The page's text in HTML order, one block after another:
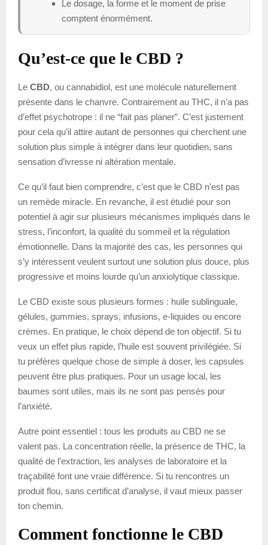
Le dosage, la forme et le moment de prise
comptent énormément.
Qu’est-ce que le CBD ?
Le CBD, ou cannabidiol, est une molécule naturellement
présente dans le chanvre. Contrairement au THC, il n’a pas
d’effet psychotrope : il ne “fait pas planer”. C’est justement
pour cela qu’il attire autant de personnes qui cherchent une
solution plus simple à intégrer dans leur quotidien, sans
sensation d’ivresse ni altération mentale.
Ce qu’il faut bien comprendre, c’est que le CBD n’est pas
un remède miracle. En revanche, il est étudié pour son
potentiel à agir sur plusieurs mécanismes impliqués dans le
stress, l’inconfort, la qualité du sommeil et la régulation
émotionnelle. Dans la majorité des cas, les personnes qui
s’y intéressent veulent surtout une solution plus douce, plus
progressive et moins lourde qu’un anxiolytique classique.
Le CBD existe sous plusieurs formes : huile sublinguale,
gélules, gummies, sprays, infusions, e-liquides ou encore
crèmes. En pratique, le choix dépend de ton objectif. Si tu
veux un effet plus rapide, l’huile est souvent privilégiée. Si
tu préfères quelque chose de simple à doser, les capsules
peuvent être plus pratiques. Pour un usage local, les
baumes sont utiles, mais ils ne sont pas pensés pour
l’anxiété.
Autre point essentiel : tous les produits au CBD ne se
valent pas. La concentration réelle, la présence de THC, la
qualité de l’extraction, les analyses de laboratoire et la
traçabilité font une vraie différence. Si tu rencontres un
produit flou, sans certificat d’analyse, il vaut mieux passer
ton chemin.
Comment fonctionne le CBD